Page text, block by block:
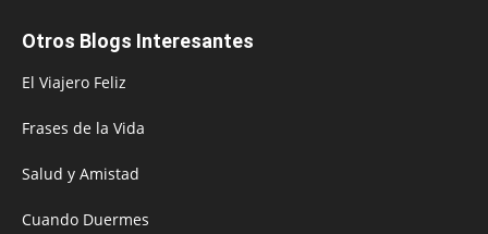
Otros Blogs Interesantes
El Viajero Feliz
Frases de la Vida
Salud y Amistad
Cuando Duermes